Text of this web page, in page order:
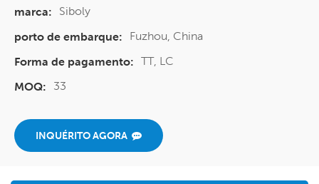
marca:
Siboly
porto de embarque:
Fuzhou, China
Forma de pagamento: TT, LC
MOQ:
33
INQUÉRITO AGORA